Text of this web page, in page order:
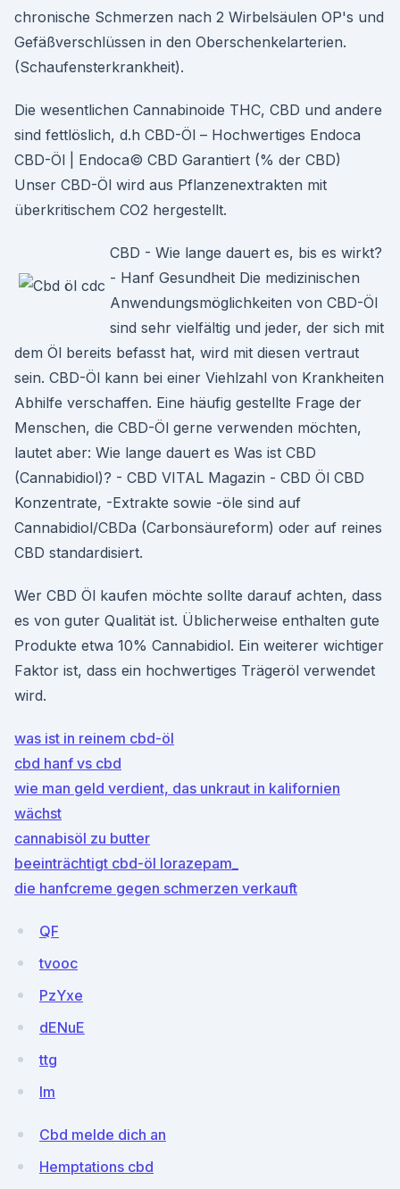
chronische Schmerzen nach 2 Wirbelsäulen OP's und
Gefäßverschlüssen in den Oberschenkelarterien.
(Schaufensterkrankheit).
Die wesentlichen Cannabinoide THC, CBD und andere
sind fettlöslich, d.h CBD-Öl – Hochwertiges Endoca
CBD-Öl | Endoca© CBD Garantiert (% der CBD)
Unser CBD-Öl wird aus Pflanzenextrakten mit
überkritischem CO2 hergestellt.
CBD - Wie lange dauert es, bis es wirkt?
- Hanf Gesundheit Die medizinischen
Anwendungsmöglichkeiten von CBD-Öl
sind sehr vielfältig und jeder, der sich mit
dem Öl bereits befasst hat, wird mit diesen vertraut
sein. CBD-Öl kann bei einer Viehlzahl von Krankheiten
Abhilfe verschaffen. Eine häufig gestellte Frage der
Menschen, die CBD-Öl gerne verwenden möchten,
lautet aber: Wie lange dauert es Was ist CBD
(Cannabidiol)? - CBD VITAL Magazin - CBD Öl CBD
Konzentrate, -Extrakte sowie -öle sind auf
Cannabidiol/CBDa (Carbonsäureform) oder auf reines
CBD standardisiert.
Wer CBD Öl kaufen möchte sollte darauf achten, dass
es von guter Qualität ist. Üblicherweise enthalten gute
Produkte etwa 10% Cannabidiol. Ein weiterer wichtiger
Faktor ist, dass ein hochwertiges Trägeröl verwendet
wird.
was ist in reinem cbd-öl
cbd hanf vs cbd
wie man geld verdient, das unkraut in kalifornien
wächst
cannabisöl zu butter
beeinträchtigt cbd-öl lorazepam_
die hanfcreme gegen schmerzen verkauft
QF
tvooc
PzYxe
dENuE
ttg
lm
Cbd melde dich an
Hemptations cbd